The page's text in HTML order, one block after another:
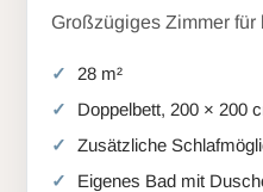
Großzügiges Zimmer für
28 m²
Doppelbett, 200 × 200
Zusätzliche
Eigenes Bad mit